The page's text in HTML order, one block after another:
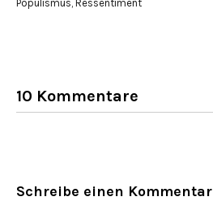
Populismus Ressentiment
10 Kommentare
Schreibe einen Kommentar